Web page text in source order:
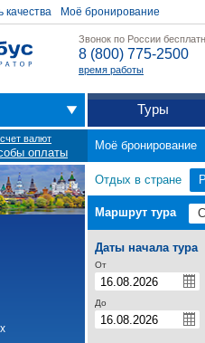
качества Моё бронирование
Звонок по России
8 (800) 775-2500
время работы
Туры
валют
оплаты
Моё бронирование
Отдых в стране
Маршрут тура
Даты начала тура
От
До